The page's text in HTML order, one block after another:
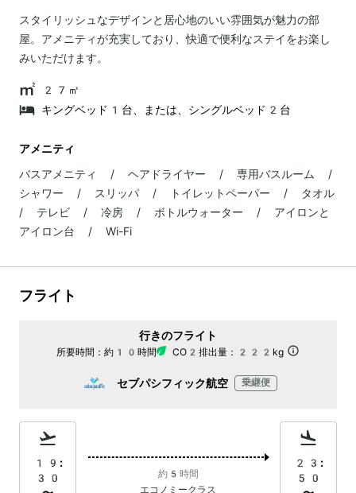
スタイリッシュなデザインと居心地のいい雰囲気が魅力の部
屋。アメニティが充実しており、快適で便利なステイをお楽し
みいただけます。
27㎡
キングベッド1台、または、シングルベッド2台
アメニティ
バスアメニティ / ヘアドライヤー / 専用バスルーム /
シャワー / スリッパ / トイレットペーパー / タオル
/ テレビ / 冷房 / ボトルウォーター / アイロンと
アイロン台 / Wi-Fi
フライト
行きのフライト
所要時間： 約10時間 CO2排出量： 222kg
セブパシフィック航空 乗継便
19:
30
約5時間
エコノミークラス
23:
50